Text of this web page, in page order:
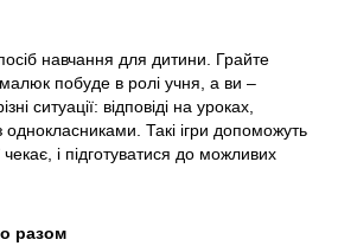
навчання для дитини. Грайте
побуде в ролі учня, а ви –
ситуації: відповіді на уроках,
Такі ігри допоможуть
чекає, і підготуватися до можливих
разом